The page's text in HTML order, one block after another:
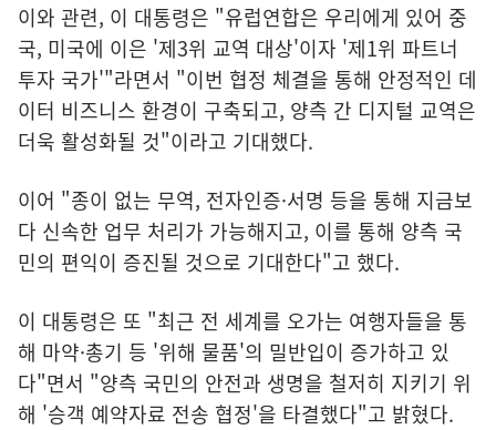
이와 관련, 이 대통령은 "유럽연합은 우리에게 있어 중
국, 미국에 이은 '제3위 교역 대상'이자 '제1위 파트너
투자 국가'"라면서 "이번 협정 체결을 통해 안정적인 데
이터 비즈니스 환경이 구축되고, 양측 간 디지털 교역은
더욱 활성화될 것"이라고 기대했다.
이어 "종이 없는 무역, 전자인증·서명 등을 통해 지금보
다 신속한 업무 처리가 가능해지고, 이를 통해 양측 국
민의 편익이 증진될 것으로 기대한다"고 했다.
이 대통령은 또 "최근 전 세계를 오가는 여행자들을 통
해 마약·총기 등 '위해 물품'의 밀반입이 증가하고 있
다"면서 "양측 국민의 안전과 생명을 철저히 지키기 위
해 '승객 예약자료 전송 협정'을 타결했다"고 밝혔다.